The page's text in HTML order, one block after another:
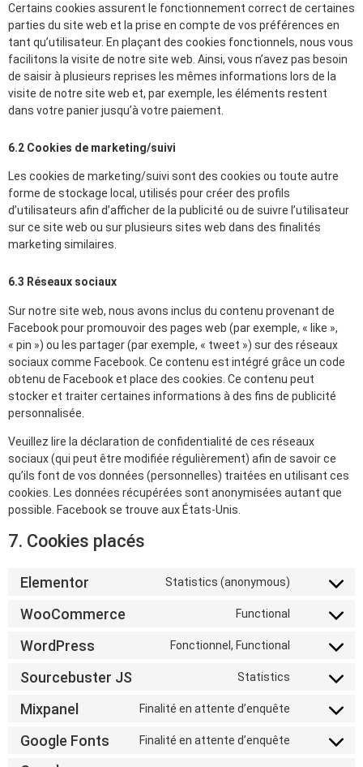
Certains cookies assurent le fonctionnement correct de certaines
parties du site web et la prise en compte de vos préférences en
tant qu’utilisateur. En plaçant des cookies fonctionnels, nous vous
facilitons la visite de notre site web. Ainsi, vous n’avez pas besoin
de saisir à plusieurs reprises les mêmes informations lors de la
visite de notre site web et, par exemple, les éléments restent
dans votre panier jusqu’à votre paiement.
6.2 Cookies de marketing/suivi
Les cookies de marketing/suivi sont des cookies ou toute autre
forme de stockage local, utilisés pour créer des profils
d’utilisateurs afin d’afficher de la publicité ou de suivre l’utilisateur
sur ce site web ou sur plusieurs sites web dans des finalités
marketing similaires.
6.3 Réseaux sociaux
Sur notre site web, nous avons inclus du contenu provenant de
Facebook pour promouvoir des pages web (par exemple, « like »,
« pin ») ou les partager (par exemple, « tweet ») sur des réseaux
sociaux comme Facebook. Ce contenu est intégré grâce un code
obtenu de Facebook et place des cookies. Ce contenu peut
stocker et traiter certaines informations à des fins de publicité
personnalisée.
Veuillez lire la déclaration de confidentialité de ces réseaux
sociaux (qui peut être modifiée régulièrement) afin de savoir ce
qu’ils font de vos données (personnelles) traitées en utilisant ces
cookies. Les données récupérées sont anonymisées autant que
possible. Facebook se trouve aux États-Unis.
7. Cookies placés
Elementor Statistics (anonymous)
WooCommerce Functional
WordPress Fonctionnel, Functional
Sourcebuster JS Statistics
Mixpanel Finalité en attente d’enquête
Google Fonts Finalité en attente d’enquête